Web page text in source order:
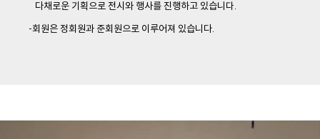
다채로운 기획으로 전시와 행사를 진행하고 있습니 다.
-회원은 정회원과 준회원으로 이루어져 있습니다.